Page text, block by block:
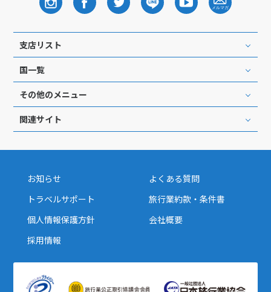
支店リスト
国一覧
その他のメニュー
関連サイト
お知らせ
よくある質問
トラベルサポート
旅行業約款・条件書
個人情報保護方針
会社概要
採用情報